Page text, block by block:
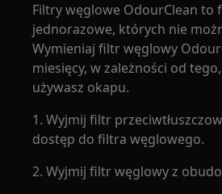
Filtry węglowe OdourClean to
jednorazowe, których nie
Wymieniaj filtr węglowy
miesięcy, w zależności od
używasz okapu.
1. Wyjmij filtr
dostęp do filtra węglowego.
2. Wyjmij filtr węglowy z